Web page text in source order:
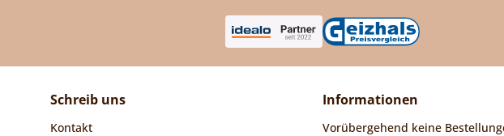
Schreib uns
Kontakt
Informationen
Vorübergehend keine